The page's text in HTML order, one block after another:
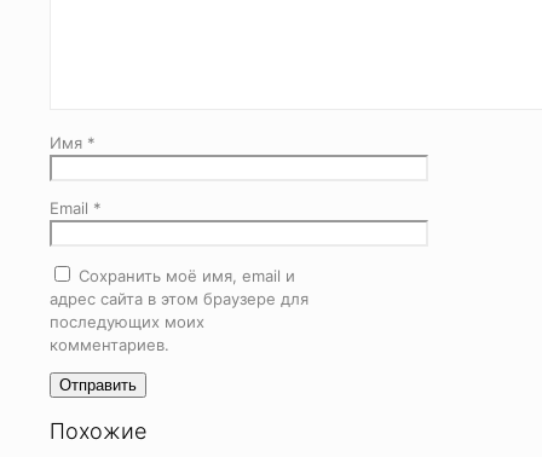
Имя *
Email *
Сохранить моё имя, email и
адрес сайта в этом браузере для
последующих моих
комментариев.
Похожие